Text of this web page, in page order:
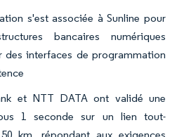
s'est associée à Sunline pour
bancaires numériques
des interfaces de programmation
et NTT DATA ont validé une
1 seconde sur un lien tout-